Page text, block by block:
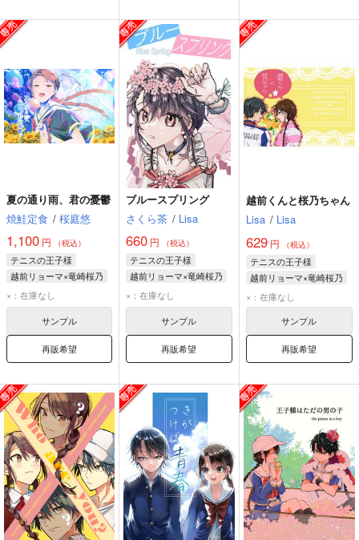
夏の通り雨、君の憂鬱
焼鮭定食 / 桜庭悠
1,100 円 （税込）
テニスの王子様
越前リョーマ×竜崎桜乃
越前リョーマ
竜崎桜乃
×：在庫なし
サンプル
再販希望
ブルースプリング
さくら茶 / Lisa
660 円 （税込）
テニスの王子様
越前リョーマ×竜崎桜乃
越前リョーマ
竜崎桜乃
×：在庫なし
サンプル
再販希望
越前くんと桜乃ちゃん
Lisa / Lisa
629円 （税込）
テニスの王子様
越前リョーマ×竜崎桜乃
越前リョーマ
竜崎桜乃
×：在庫なし
サンプル
再販希望